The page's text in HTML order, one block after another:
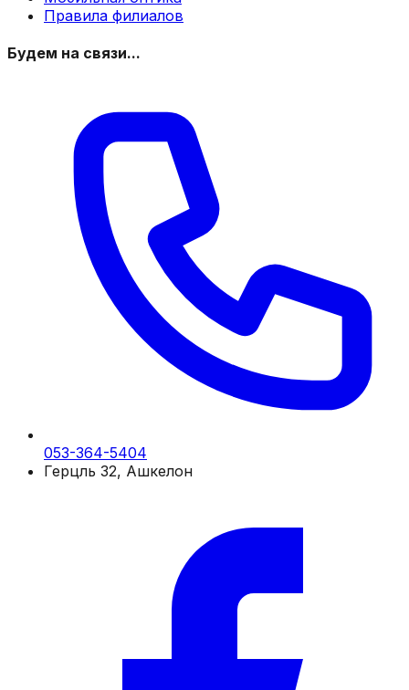
Правила филиалов
Будем на связи...
053-364-5404
Герцль 32, Ашкелон